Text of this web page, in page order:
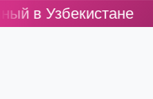
в Узбекистане